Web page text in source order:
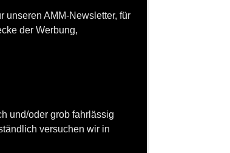
unseren AMM-Newsletter, für
der Werbung,
und/oder grob fahrlässig
versuchen wir in